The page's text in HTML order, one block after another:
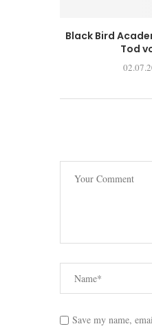
Black Bird
Tod
Save my name,